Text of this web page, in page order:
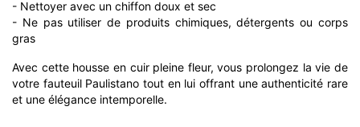
- Nettoyer avec un chiffon doux et sec
- Ne pas utiliser de produits chimiques, détergents ou corps
gras
Avec cette housse en cuir pleine fleur, vous prolongez la vie de
votre fauteuil Paulistano tout en lui offrant une authenticité rare
et une élégance intemporelle.